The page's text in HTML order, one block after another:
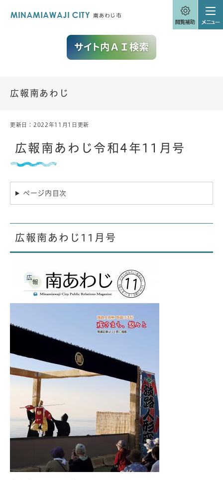
広報南あわじ
本
更新日：2022年11月1日更新
広報南あわじ令和4年11月号
ページ内目次
広報南あわじ11月号